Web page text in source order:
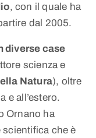
, con il quale ha
dal 2005.
diverse case
scienza e
Natura), oltre
e all’estero.
Ornano ha
che è